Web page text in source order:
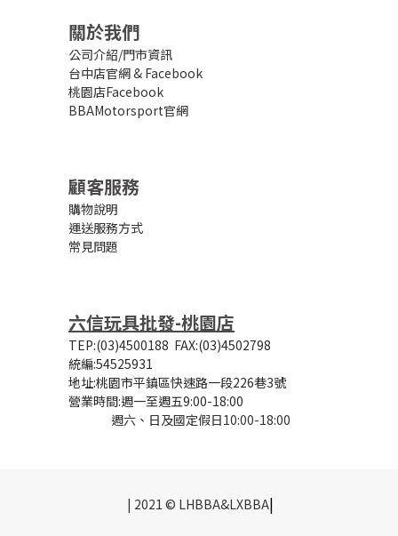
關於我們
公司介紹/門市資訊
台中店官網& Facebook
桃園店Facebook
BBAMotorsport官網
顧客服務
購物說明
運送服務方式
常見問題
六信玩具批發-桃園店
TEP:(03)4500188 FAX:(03)4502798
統編:54525931
地址:桃園市平鎮區快速路一段226巷3號
營業時間:週一至週五9:00-18:00
週六、日及國定假日10:00-18:00
| 2021 © LHBBA&LXBBA|